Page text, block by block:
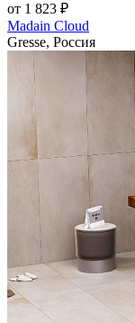
от 1 823 ₽
Madain Cloud
Gresse, Россия